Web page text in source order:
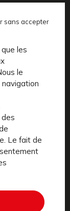
les
le
navigation
Le fait de
sans accepter
et
pour